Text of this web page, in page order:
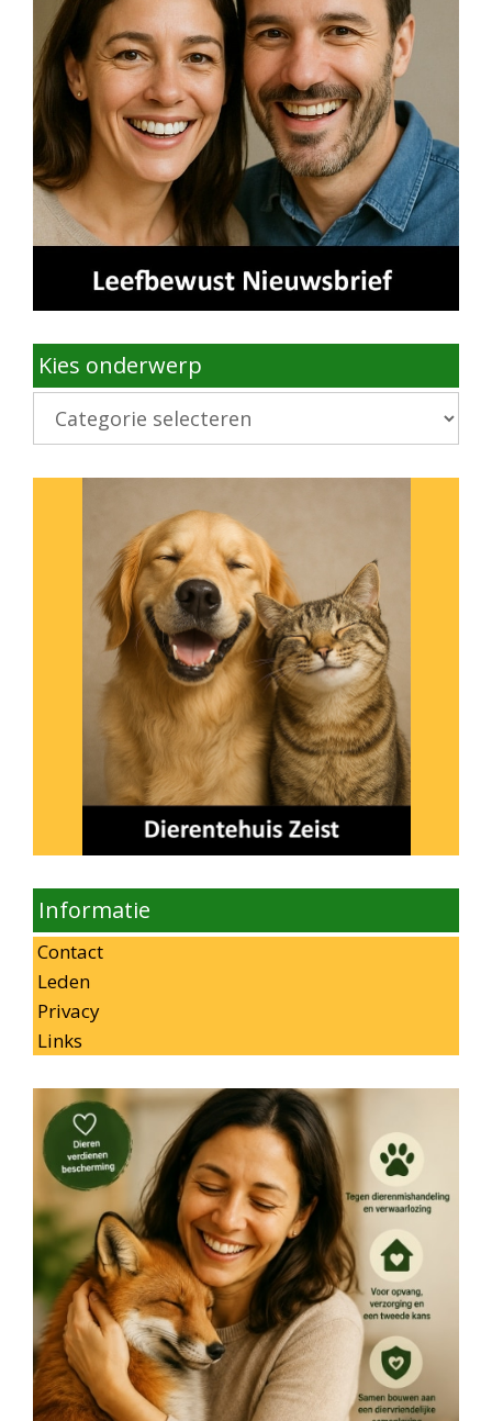
Kies onderwerp
Kies
onderwerp
Informatie
Contact
Leden
Privacy
Links